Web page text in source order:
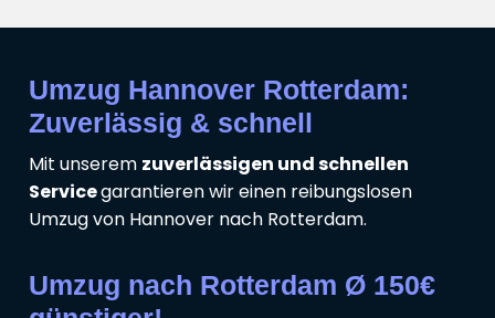
Umzug Hannover Rotterdam:
Zuverlässig & schnell
Mit unserem zuverlässigen und schnellen
Servicegarantieren wir einen reibungslosen
Umzug von Hannover nach Rotterdam.
Umzug nach Rotterdam Ø 150€